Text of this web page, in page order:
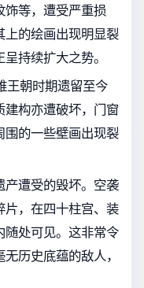
等，遭受严重损
的绘画出现明显裂
持续扩大之势。
王朝时期遗留至今
建构亦遭破坏，门窗
的一些壁画出现裂
遭受的毁坏。空袭
片，在四十柱宫、装
处可见。这非常令
历史底蕴的敌人，